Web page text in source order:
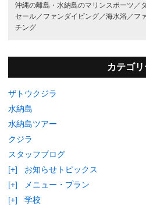
沖縄の離島・水納島のマリンスポーツ／
セール／ ファンダイビング／海水浴／ フ
チング
カテゴ
ザトウクジラ
水納島
水納島ツアー
クジラ
スタッフブログ
[+]
お知らせトピックス
[+]
メニュー・プラン
[+]
学校